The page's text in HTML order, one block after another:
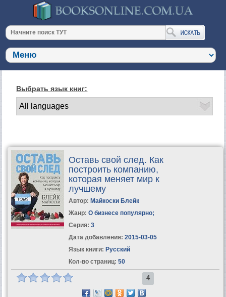
Выбрать язык книг:
Оставь свой след. Как
построить компанию,
которая меняет мир к
лучшему
Автор: Майкоски Блейк
Жанр: О бизнесе популярно;
Серия: 3
Дата добавления: 2015-03-05
Язык книги: Русский
Кол-во страниц: 50
4